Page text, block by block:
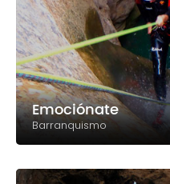
Emociónate
Barranquismo